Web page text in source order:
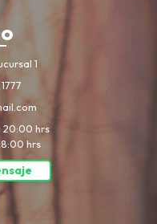
1
20:00 hrs
hrs